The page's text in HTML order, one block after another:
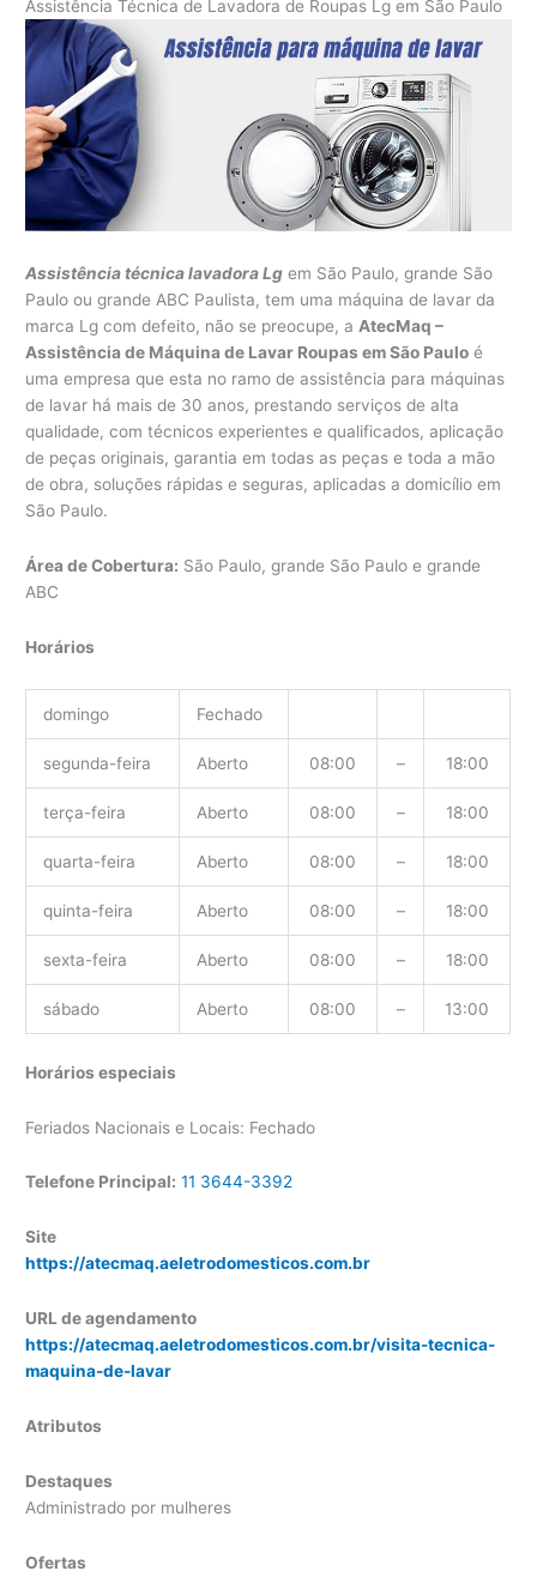
Assistência Técnica de Lavadora de Roupas Lg em São Paulo
Assistência técnica lavadora Lg em São Paulo, grande São
Paulo ou grande ABC Paulista, tem uma máquina de lavar da
marca Lg com defeito, não se preocupe, aAtecMaq –
Assistência de Máquina de Lavar Roupas em São Paulo é
uma empresa que esta no ramo de assistência para máquinas
de lavar há mais de 30 anos, prestando serviços de alta
qualidade, com técnicos experientes e qualificados, aplicação
de peças originais, garantia em todas as peças e toda a mão
de obra, soluções rápidas e seguras, aplicadas a domicílio em
São Paulo.
Área de Cobertura: São Paulo, grande São Paulo e grande
ABC
Horários
domingo Fechado
segunda-feira Aberto 08:00 – 18:00
terça-feira Aberto 08:00 – 18:00
quarta-feira Aberto 08:00 – 18:00
quinta-feira Aberto 08:00 – 18:00
sexta-feira Aberto 08:00 – 18:00
sábado Aberto 08:00 – 13:00
Horários especiais
Feriados Nacionais e Locais: Fechado
Telefone Principal: 11 3644-3392
Site
https://atecmaq.aeletrodomesticos.com.br
URL de agendamento
https://atecmaq.aeletrodomesticos.com.br/visita-tecnica-
maquina-de-lavar
Atributos
Destaques
Administrado por mulheres
Ofertas